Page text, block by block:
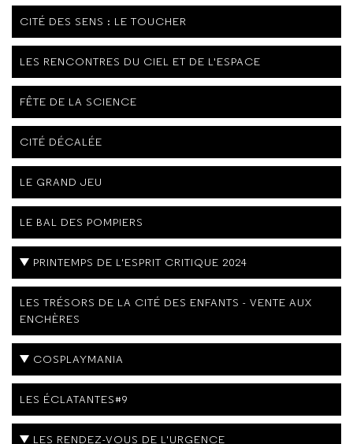
CITÉ DES SENS : LE TOUCHER
LES RENCONTRES DU CIEL ET DE L'ESPACE
FÊTE DE LA SCIENCE
CITÉ DÉCALÉE
LE GRAND JEU
LE BAL DES POMPIERS
PRINTEMPS DE L'ESPRIT CRITIQUE 2024
LES TRÉSORS DE LA CITÉ DES ENFANTS - VENTE AUX
ENCHÈRES
COSPLAYMANIA
LES ÉCLATANTES#9
LES RENDEZ-VOUS DE L'URGENCE